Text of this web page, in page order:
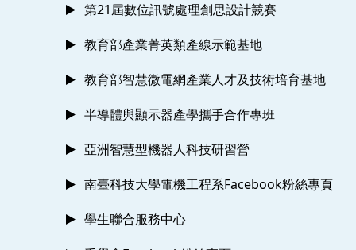
第21屆數位訊號處理創思設計競賽
教育部產業菁英類產線示範基地
教育部智慧微電網產業人才及技術培育基地
半導體與顯示器產學攜手合作專班
亞洲智慧型機器人科技研習營
南臺科技大學電機工程系Facebook粉絲專頁
學生聯合服務中心